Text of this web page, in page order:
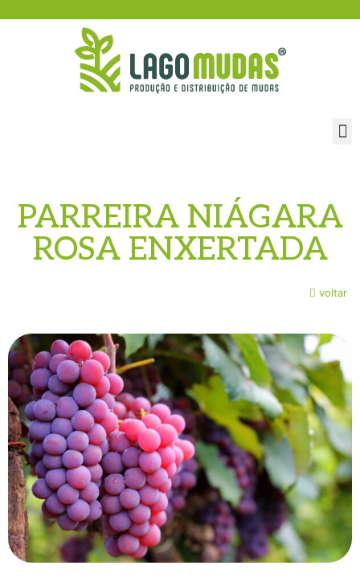
PARREIRA NIÁGARA
ROSA ENXERTADA
voltar